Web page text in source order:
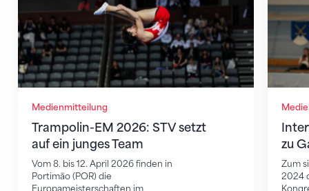
Medienmitteilung
Trampolin-EM 2026: STV setzt
auf ein junges Team
Vom 8. bis 12. April 2026 finden in
Portimão (POR) die
Europameisterschaften im
zu
Zum
2024